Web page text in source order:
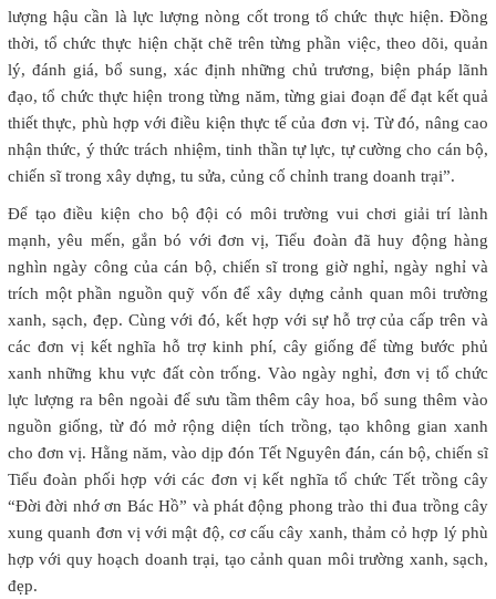
lượng hậu cần là lực lượng nòng cốt trong tổ chức thực hiện. Đồng
thời, tổ chức thực hiện chặt chẽ trên từng phần việc, theo dõi, quản
lý, đánh giá, bổ sung, xác định những chủ trương, biện pháp lãnh
đạo, tổ chức thực hiện trong từng năm, từng giai đoạn để đạt kết quả
thiết thực, phù hợp với điều kiện thực tế của đơn vị. Từ đó, nâng cao
nhận thức, ý thức trách nhiệm, tinh thần tự lực, tự cường cho cán bộ,
chiến sĩ trong xây dựng, tu sửa, củng cố chỉnh trang doanh trại”.
Để tạo điều kiện cho bộ đội có môi trường vui chơi giải trí lành
mạnh, yêu mến, gắn bó với đơn vị, Tiểu đoàn đã huy động hàng
nghìn ngày công của cán bộ, chiến sĩ trong giờ nghỉ, ngày nghỉ và
trích một phần nguồn quỹ vốn để xây dựng cảnh quan môi trường
xanh, sạch, đẹp. Cùng với đó, kết hợp với sự hỗ trợ của cấp trên và
các đơn vị kết nghĩa hỗ trợ kinh phí, cây giống để từng bước phủ
xanh những khu vực đất còn trống. Vào ngày nghỉ, đơn vị tổ chức
lực lượng ra bên ngoài để sưu tầm thêm cây hoa, bổ sung thêm vào
nguồn giống, từ đó mở rộng diện tích trồng, tạo không gian xanh
cho đơn vị. Hằng năm, vào dịp đón Tết Nguyên đán, cán bộ, chiến sĩ
Tiểu đoàn phối hợp với các đơn vị kết nghĩa tổ chức Tết trồng cây
“Đời đời nhớ ơn Bác Hồ” và phát động phong trào thi đua trồng cây
xung quanh đơn vị với mật độ, cơ cấu cây xanh, thảm cỏ hợp lý phù
hợp với quy hoạch doanh trại, tạo cảnh quan môi trường xanh, sạch,
đẹp.